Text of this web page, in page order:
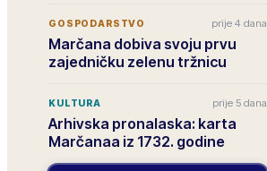
GOSPODARSTVO prije 4 dana
Marčana dobiva svoju prvu
zajedničku zelenu tržnicu
KULTURA prije 5 dana
Arhivska pronalaska: karta
Marčanaa iz 1732. godine